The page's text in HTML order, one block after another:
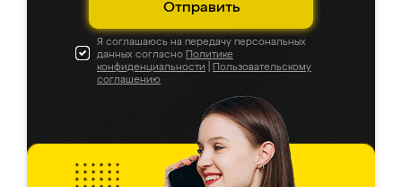
Отправить
Я соглашаюсь на передачу персональных
данных согласно Политике
конфиденциальности
Пользовательскому
соглашению